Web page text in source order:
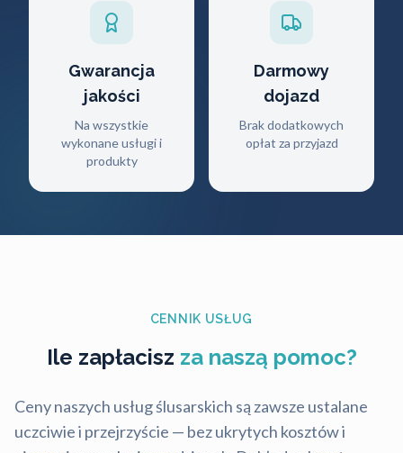
Gwarancja
jakości
Na wszystkie
wykonane usługi i
produkty
Darmowy
dojazd
Brak dodatkowych
opłat za przyjazd
CENNIK USŁUG
Ile zapłacisz za naszą pomoc?
Ceny naszych usług ślusarskich są zawsze ustalane
uczciwie i przejrzyście — bez ukrytych kosztów i